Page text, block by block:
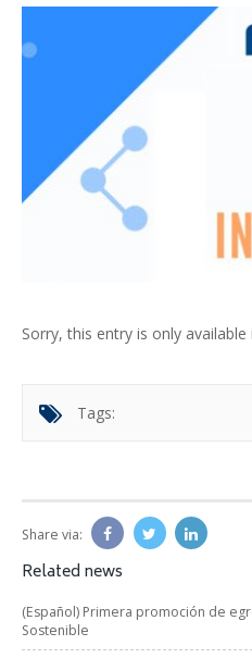
Sorry, this entry is only available
Tags:
Share via:
Related news
(Español) Primera promoción de
Sostenible